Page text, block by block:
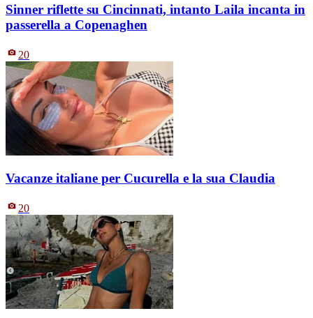
Sinner riflette su Cincinnati, intanto Laila incanta in
passerella a Copenaghen
20
Vacanze italiane per Cucurella e la sua Claudia
20